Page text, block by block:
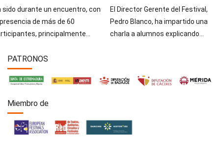
sido durante un encuentro, con
de más de 60
principalmente...
El Director Gerente del Festival,
Pedro Blanco, ha impartido una
charla a alumnos explicando...
PATRONOS
Miembro de